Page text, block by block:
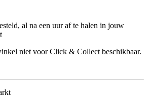
al na een uur af te halen in jouw
niet voor Click & Collect beschikbaar.